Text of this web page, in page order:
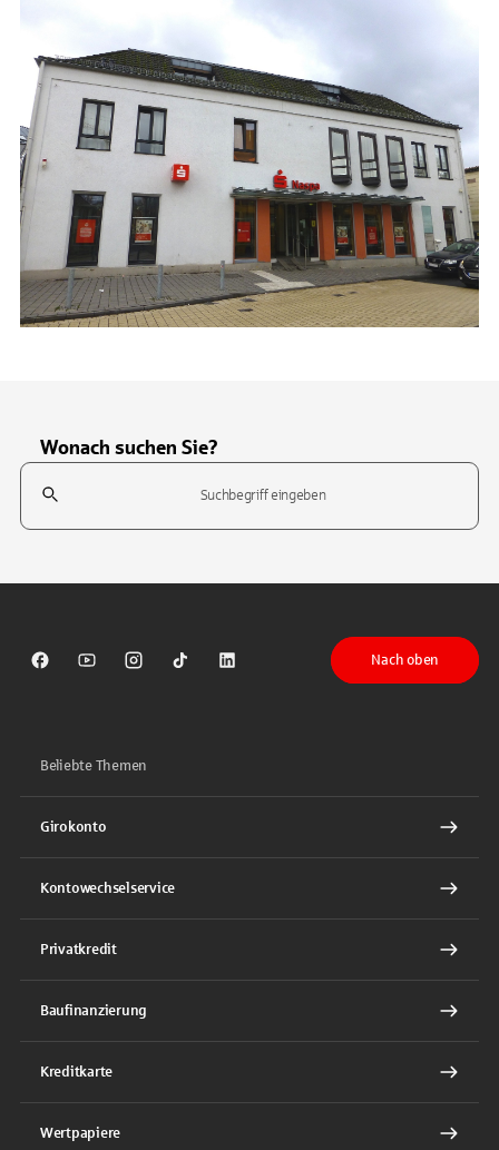
Wonach suchen Sie?
Suchfeld
Sparkasse auf Facebook
Sparkasse auf Youtube
Sparkasse auf Instagram
Sparkasse auf TikTok
Sparkasse auf LinkedIn
Nach oben
Beliebte Themen
Girokonto
Kontowechselservice
Privatkredit
Baufinanzierung
Kreditkarte
Wertpapiere